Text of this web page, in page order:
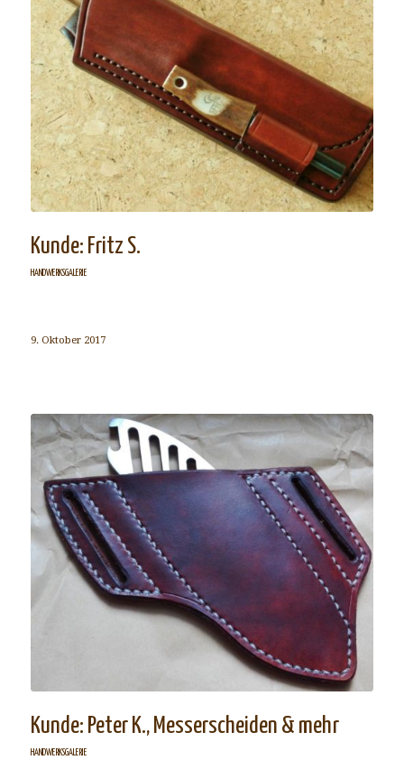
Kunde: Fritz S.
HANDWERKSGALERIE
9. Oktober 2017
Kunde: Peter K., Messerscheiden & mehr
HANDWERKSGALERIE